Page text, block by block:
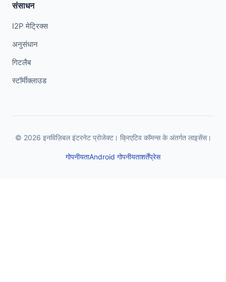
संसाधन
I2P मेट्रिक्स
अनुसंधान
गिटलैब
स्टॉर्मीक्लाउड
© 2026 इनविज़िबल इंटरनेट प्रोजेक्ट। क्रिएटिव कॉमन्स के अंतर्गत लाइसेंस।
गोपनीयताAndroid गोपनीयताशर्तेंप्रेस